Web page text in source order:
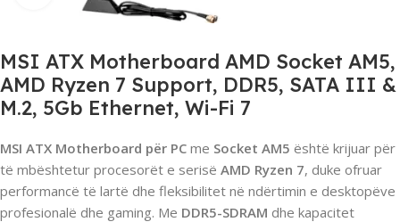
MSI ATX Motherboard AMD Socket AM5,
AMD Ryzen 7 Support, DDR5, SATA III &
M.2, 5Gb Ethernet, Wi-Fi 7
MSI ATX Motherboard për PC me Socket AM5 është krijuar për
të mbështetur procesorët e serisë AMD Ryzen 7, duke ofruar
performancë të lartë dhe fleksibilitet në ndërtimin e desktopëve
profesionalë dhe gaming. Me DDR5-SDRAM dhe kapacitet